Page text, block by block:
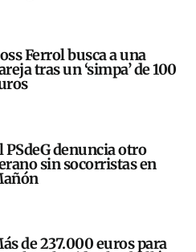
Ferrol busca a una
tras un ‘simpa’ de 100
PSdeG denuncia otro
sin socorristas en
de 237.000 euros para